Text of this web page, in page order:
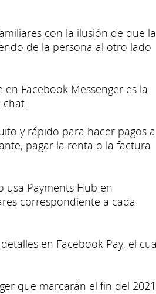
con la ilusión de que la
de la persona al otro lado
Facebook Messenger es la
y rápido para hacer pagos a
pagar la renta o la factura
usa Payments Hub en
correspondiente a cada
en Facebook Pay, el
que marcarán el fin del